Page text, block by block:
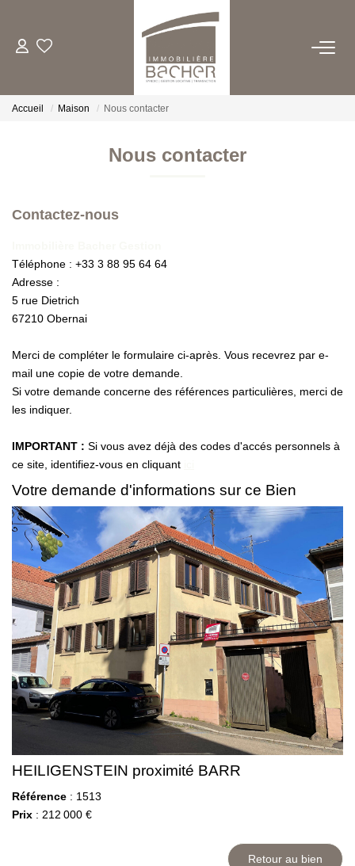
ACHETER
QUI SOMMES NOUS
Accueil Maison Nous contacter
Nous contacter
Contactez-nous
Téléphone : +33 3 88 95 64 64
Adresse :
5 rue Dietrich
67210 Obernai
Merci de compléter le formulaire ci-après. Vous recevrez par e-
mail une copie de votre demande.
Si votre demande concerne des références particulières, merci de
les indiquer.
IMPORTANT : Si vous avez déjà des codes d'accés personnels à
ce site, identifiez-vous en cliquant
Votre demande d'informations sur ce Bien
HEILIGENSTEIN proximité BARR
Référence : 1513
Prix : 212 000 €
Retour au bien